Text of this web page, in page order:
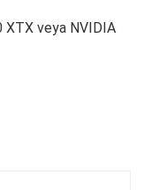
XTX veya NVIDIA